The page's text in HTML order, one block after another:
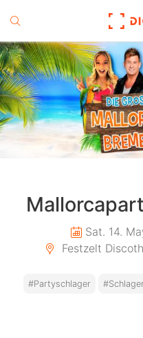
Sat. 14.
Festzelt
#Partyschlager